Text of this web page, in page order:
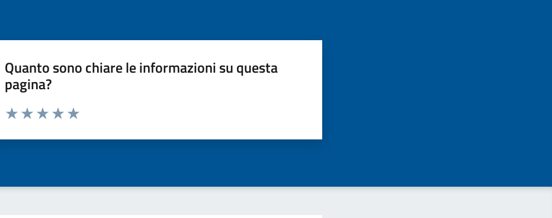
Quanto sono chiare le informazioni su questa
pagina?
Valuta da 1 a 5 stelle la pagina